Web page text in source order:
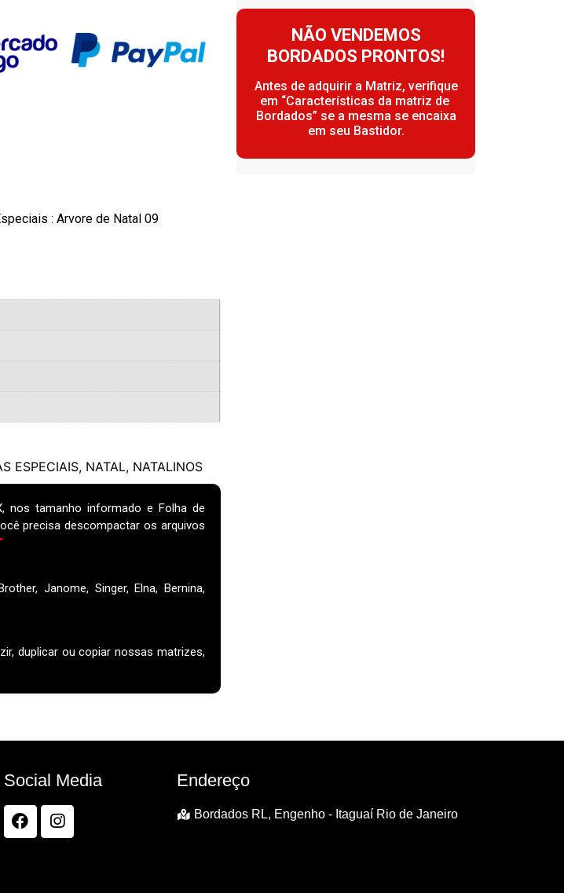
: Arvore de Natal 09
ESPECIAIS, NATAL, NATALINOS
nos tamanho informado e Folha de
precisa descompactar os arquivos
Janome, Singer, Elna, Bernina,
duplicar ou copiar nossas matrizes,
NÃO VENDEMOS
BORDADOS PRONTOS!
Antes de adquirir a Matriz, verifique
em “Características da matriz de
Bordados” se a mesma se encaixa
em seu Bastidor.
Social Media Endereço
Bordados RL, Engenho - Itaguaí Rio de Janeiro